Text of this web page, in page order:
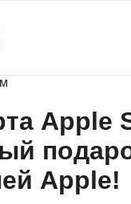
Apple
Apple!